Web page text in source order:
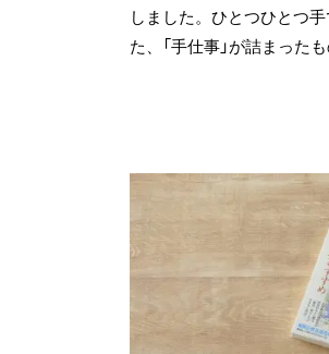
しました。ひとつひとつ
た、「手仕事」が詰まった